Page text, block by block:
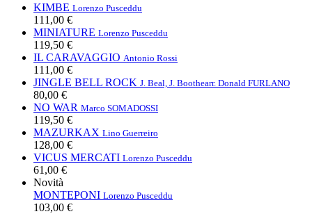
KIMBE Lorenzo Pusceddu
111,00 €
MINIATURE Lorenzo Pusceddu
119,50 €
IL CARAVAGGIO Antonio Rossi
111,00 €
JINGLE BELL ROCK J. Beal, J. Boothearr. Donald FURLANO
80,00 €
NO WAR Marco SOMADOSSI
119,50 €
MAZURKAX Lino Guerreiro
128,00 €
VICUS MERCATI Lorenzo Pusceddu
61,00 €
Novità
MONTEPONI Lorenzo Pusceddu
103,00 €